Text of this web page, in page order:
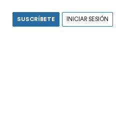
SUSCRÍBETE INICIAR SESIÓN